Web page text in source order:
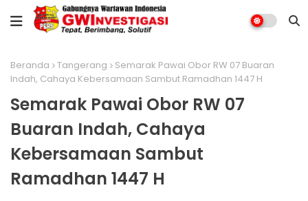
Beranda Tangerang
Semarak Pawai Obor RW 07 Buaran
Indah, Cahaya Kebersamaan Sambut Ramadhan 1447 H
Semarak Pawai Obor RW 07
Buaran Indah, Cahaya
Kebersamaan Sambut
Ramadhan 1447 H